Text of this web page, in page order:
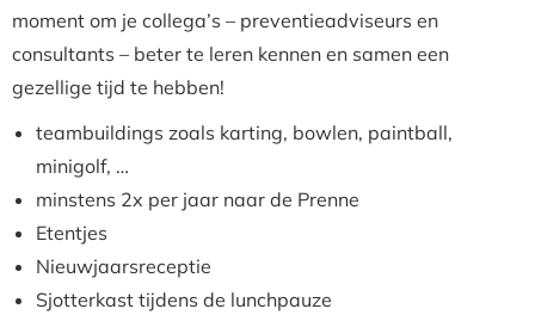
moment om je collega’s – preventieadviseurs en
consultants – beter te leren kennen en samen een
gezellige tijd te hebben!
teambuildings zoals karting, bowlen, paintball,
minigolf, …
minstens 2x per jaar naar de Prenne
Etentjes
Nieuwjaarsreceptie
Sjotterkast tijdens de lunchpauze